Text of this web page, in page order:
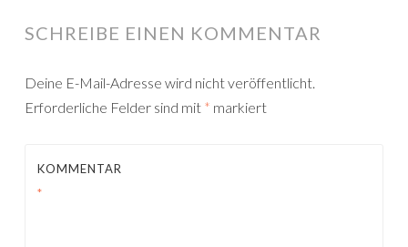
SCHREIBE EINEN KOMMENTAR
Deine E-Mail-Adresse wird nicht veröffentlicht.
Erforderliche Felder sind mit * markiert
KOMMENTAR
*